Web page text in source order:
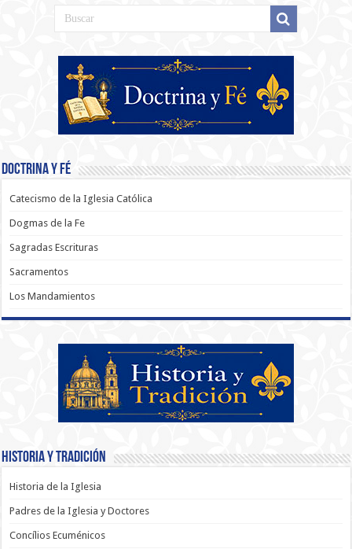
Doctrina y Fé
Catecismo de la Iglesia Católica
Dogmas de la Fe
Sagradas Escrituras
Sacramentos
Los Mandamientos
Historia y Tradición
Historia de la Iglesia
Padres de la Iglesia y Doctores
Concílios Ecuménicos